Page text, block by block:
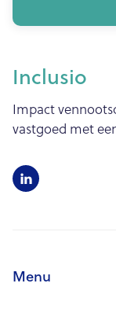
Inclusio
Impact
vastgoed met

Menu